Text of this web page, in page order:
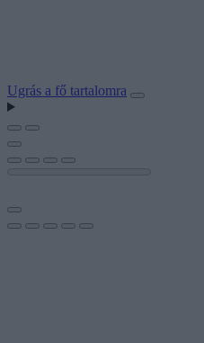
Ugrás a fő tartalomra